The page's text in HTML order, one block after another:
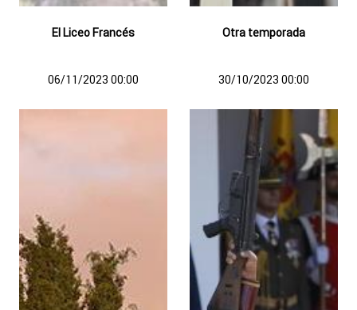
El Liceo Francés
06/11/2023 00:00
Otra temporada
30/10/2023 00:00